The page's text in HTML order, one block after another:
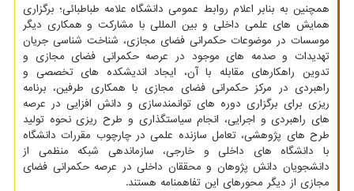
همچنین به بنابر اعلام روابط عمومی دانشگاه علامه طباطبائی؛ برگزاری
همایش های علمی داخلی و بین المللی با مشارکت و همکاری دیگر
موسسات در موضوعات حکمرانی فضای مجازی، شناخت شناسی جریان
تهدیدات و صدمه های موجود در عرصه حکمرانی فضای مجازی و
تدوین راهکارهای مقابله با آن، ایجاد اندیشکده های تخصصی و
راهبردی در مرکز حکمرانی فضای مجازی با همکاری طرفین، برنامه
ریزی برای برگزاری دوره های توانمندسازی و دانش افزایی در عرصه
های راهبردی و اجرایی، انجام سیاستگذاری و طرح ریزی نحوه تولید
طرح های پژوهشی، تعامل سازنده علمی در چارچوب مقررات دانشگاه
با دانشگاه های داخلی و خارجی، سازماندهی شبکه منظمی از
دانشجویان دانش پژوهان و محققان داخلی در عرصه حکمرانی فضای
مجازی از دیگر محورهای این تفاهمنامه هستند.